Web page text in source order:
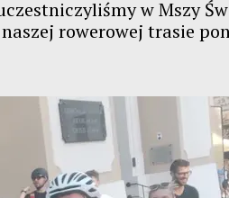
w Mszy
rowerowej trasie